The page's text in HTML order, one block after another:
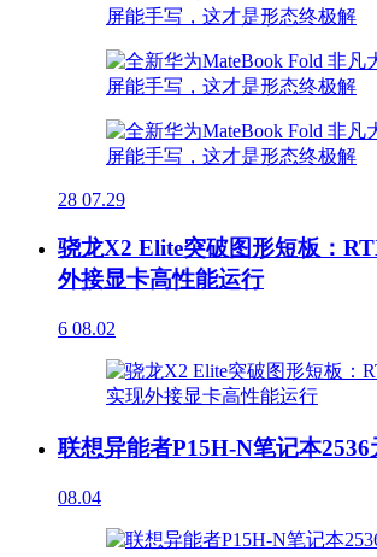
28 07.29
骁龙X2 Elite突破图形短板：
外接显卡高性能运行
6 08.02
联想异能者P15H-N笔记本2536
08.04